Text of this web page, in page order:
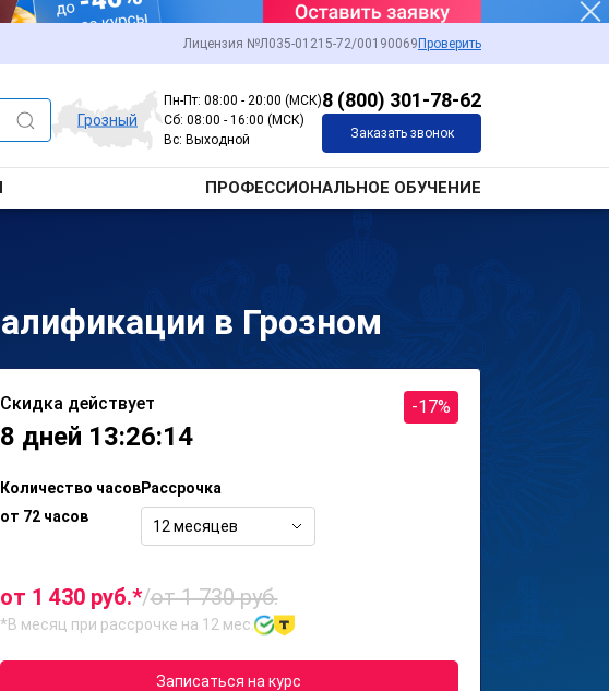
Лицензия №Л035-01215-72/00190069 Проверить
Грозный
Пн-Пт: 08:00 - 20:00 (МСК)
Сб: 08:00 - 16:00 (МСК)
Вс: Выходной
8 (800) 301-78-62
Заказать звонок
ПРОФЕССИОНАЛЬНОЕ ОБУЧЕНИЕ
в Грозном
Скидка действует
8 дней 13:26:14
-17%
Количество часов
от 72 часов
Рассрочка
12 месяцев
от 1 430 руб.*/от 1 730 руб.
*В месяц при рассрочке на 12 мес.
Записаться на курс